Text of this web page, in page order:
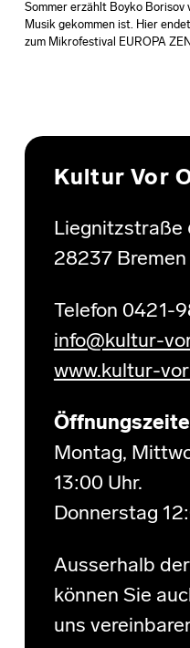
Sommer erzählt Boyko Borisov
Musik gekommen ist. Hier
zum Mikrofestival EUROPA
Skip back to main navigation
Kultur Vor
Liegnitzstraße
28237 Bremen
Telefon 0421-
info@kultur-
www.kultur-
Montag,
13:00 Uhr.
Donnerstag
Ausserhalb
können Sie
uns